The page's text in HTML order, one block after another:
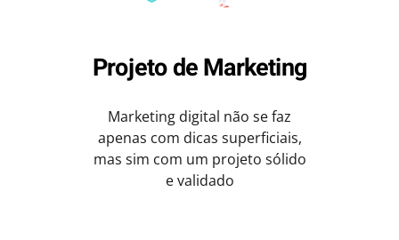
Projeto de Marketing
Marketing digital não se faz
apenas com dicas superficiais,
mas sim com um projeto sólido
e validado